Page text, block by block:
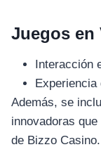
Juegos en
Interacción
Además, se
innovadoras
de Bizzo Casino.